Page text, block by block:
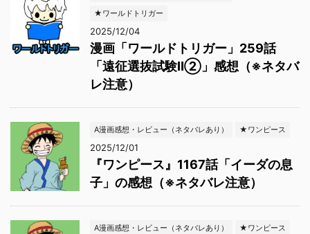
★ワールドトリガー
2025/12/04
漫画「ワールドトリガー」259話
「遠征選抜試験Ⅱ②」感想（※ネタバ
レ注意）
A漫画感想・レビュー（ネタバレあり） ★ワンピース
2025/12/01
『ワンピース』1167話「イーダの息
子」の感想（※ネタバレ注意）
A漫画感想・レビュー（ネタバレあり） ★ワンピース